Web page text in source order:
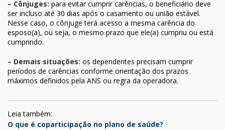
– Cônjuges: para evitar cumprir carências, o beneficiário deve
ser incluso até 30 dias após o casamento ou união estável.
Nesse caso, o cônjuge terá acesso a mesma carência do
esposo(a), ou seja, o mesmo prazo que ele(a) cumpriu ou está
cumprindo.
– Demais situações: os dependentes precisam cumprir
períodos de carências conforme orientação dos prazos
máximos definidos pela ANS ou regra da operadora.
Leia também:
O que é coparticipação no plano de saúde?